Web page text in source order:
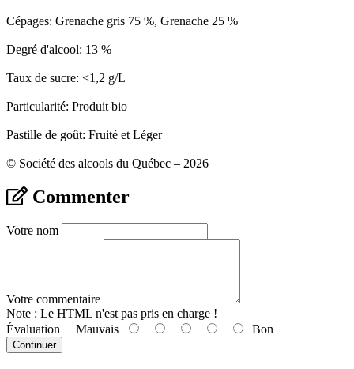
Cépages: Grenache gris 75 %, Grenache 25 %
Degré d'alcool: 13 %
Taux de sucre: <1,2 g/L
Particularité: Produit bio
Pastille de goût: Fruité et Léger
© Société des alcools du Québec – 2026
Commenter
Votre nom
Votre commentaire
Note : Le HTML n'est pas pris en charge !
Évaluation Mauvais Bon
Continuer